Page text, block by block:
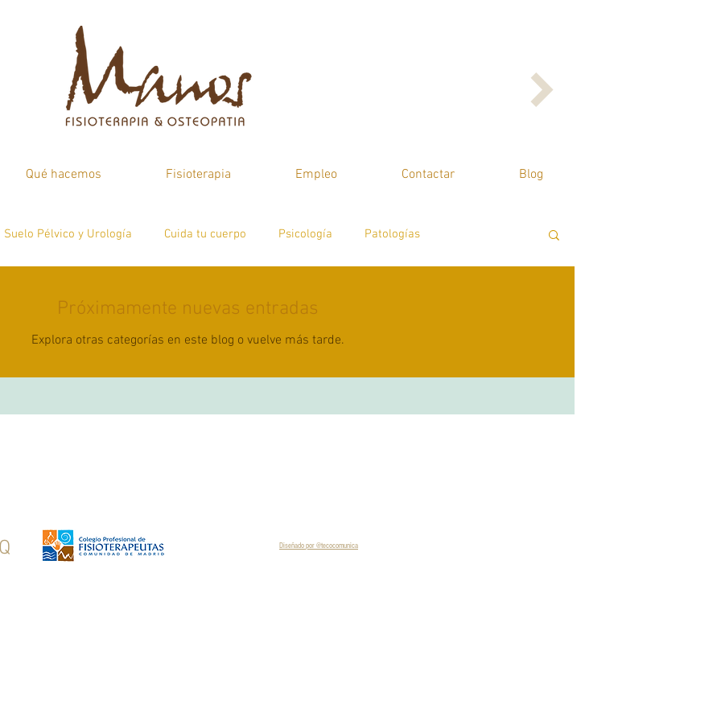
Qué hacemos Fisioterapia Empleo Contactar Blog
Suelo Pélvico y Urología Cuida tu cuerpo Psicología Patologías
Psicología
Próximamente nuevas entradas
Explora otras categorías en este blog o vuelve más tarde.
Diseñado por @tecocomunica